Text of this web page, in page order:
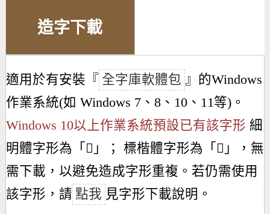
造字下載
適用於有安裝『 全字庫軟體包 』的Windows
作業系統(如 Windows 7、8、10、11等)。
Windows 10以上作業系統預設已有該字形 細
明體字形為「 𣃝 」； 標楷體字形為「 𣃝 」，無
需下載，以避免造成字形重複。若仍需使用
該字形，請 點我 見字形下載說明。